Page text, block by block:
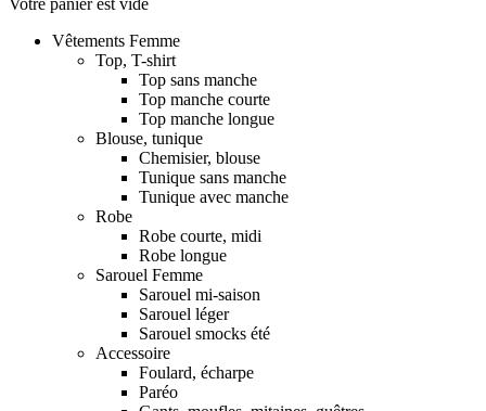
Votre panier est vide
Vêtements Femme
Top, T-shirt
Top sans manche
Top manche courte
Top manche longue
Blouse, tunique
Chemisier, blouse
Tunique sans manche
Tunique avec manche
Robe
Robe courte, midi
Robe longue
Sarouel Femme
Sarouel mi-saison
Sarouel léger
Sarouel smocks été
Accessoire
Foulard, écharpe
Paréo